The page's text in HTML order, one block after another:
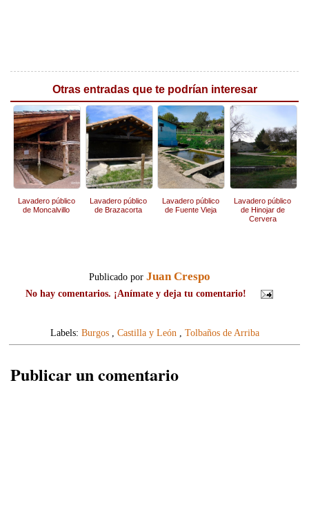
Otras entradas que te podrían interesar
Lavadero público
de Moncalvillo
Lavadero público
de Brazacorta
Lavadero público
de Fuente Vieja
Lavadero público
de Hinojar de
Cervera
Publicado por Juan Crespo
No hay comentarios. ¡Anímate y deja tu comentario!
Labels: Burgos, Castilla y León, Tolbaños de Arriba
Publicar un comentario